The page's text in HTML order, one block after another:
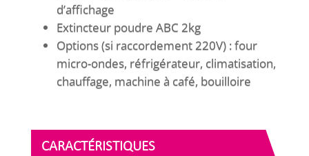
d’affichage
Extincteur poudre ABC 2kg
Options (si raccordement 220V) : four
micro-ondes, réfrigérateur, climatisation,
chauffage, machine à café, bouilloire
CARACTÉRISTIQUES